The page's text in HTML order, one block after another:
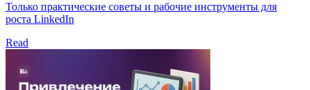
Только практические советы и рабочие инструменты для
роста LinkedIn
Read